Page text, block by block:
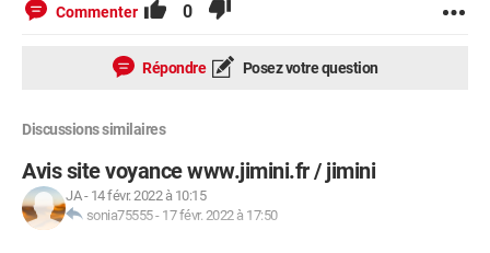
Commenter 0
Répondre Posez votre question
Discussions similaires
Avis site voyance www.jimini.fr / jimini
JA- 14 févr. 2022 à 10:15
sonia75555- 17 févr. 2022 à 17:50